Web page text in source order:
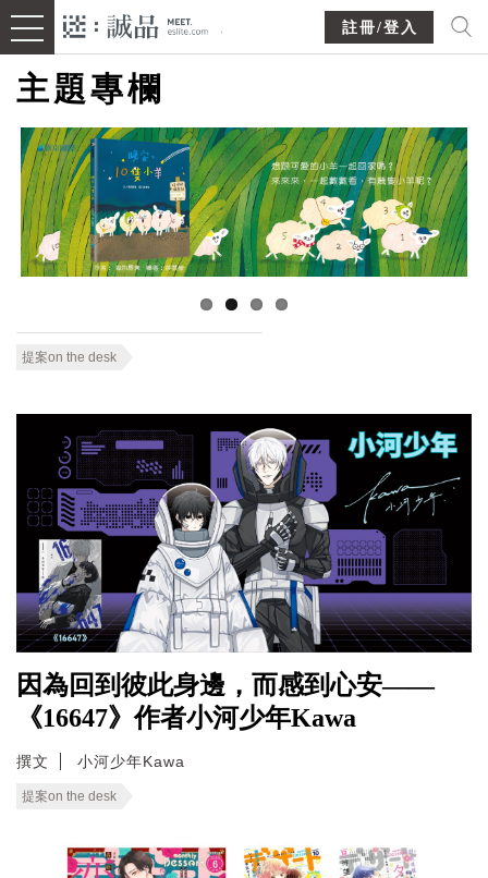
註冊/登入
主題專欄
提案on the desk
因為回到彼此身邊，而感到心安——
《16647》作者小河少年Kawa
撰文 小河少年Kawa
提案on the desk